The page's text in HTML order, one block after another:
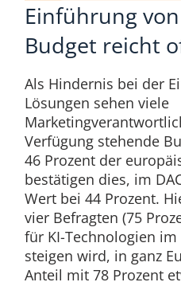
Einführung
Budget reicht
Als Hindernis bei der
Lösungen sehen viele
Verfügung stehende
46 Prozent der
bestätigen dies, im
Wert bei 44 Prozent.
vier Befragten (75
für KI-Technologien
steigen wird, in ganz
Anteil mit 78 Prozent